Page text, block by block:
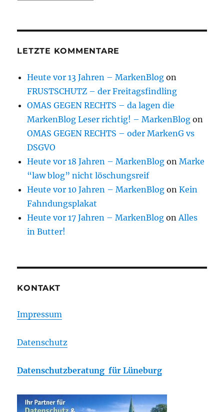
LETZTE KOMMENTARE
Heute vor 13 Jahren – MarkenBlog on
FRUSTSCHUTZ – der Freitagsfindling
OMAS GEGEN RECHTS – da lagen die
MarkenBlog Leser richtig! – MarkenBlog on
OMAS GEGEN RECHTS – oder MarkenG vs
DSGVO
Heute vor 18 Jahren – MarkenBlog onMarke
“law blog” nicht löschungsreif
Heute vor 10 Jahren – MarkenBlog onKein
Fahndungsplakat
Heute vor 17 Jahren – MarkenBlog onAlles
in Butter!
KONTAKT
Impressum
Datenschutz
Datenschutzberatung für Lüneburg